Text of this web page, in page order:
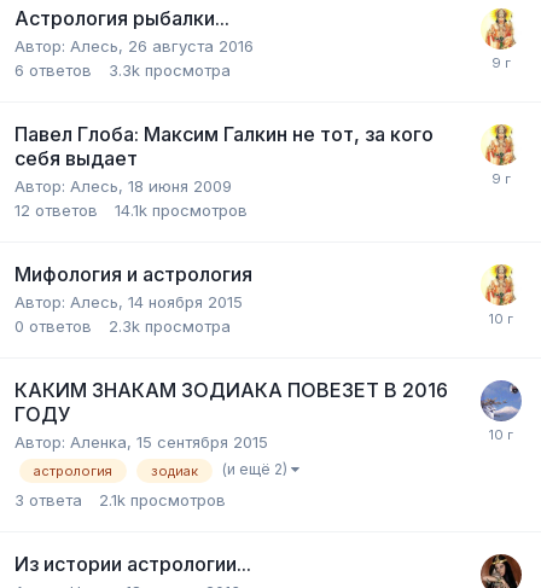
Астрология рыбалки...
Автор: Алесь, 26 августа 2016
6 ответов 3.3k просмотра
Павел Глоба: Максим Галкин не тот, за кого
себя выдает
Автор: Алесь, 18 июня 2009
12 ответов 14.1k просмотров
Мифология и астрология
Автор: Алесь, 14 ноября 2015
0 ответов 2.3k просмотра
КАКИМ ЗНАКАМ ЗОДИАКА ПОВЕЗЕТ В 2016
ГОДУ
Автор: Аленка, 15 сентября 2015
астрология зодиак (и ещё 2)
3 ответа 2.1k просмотров
Из истории астрологии...